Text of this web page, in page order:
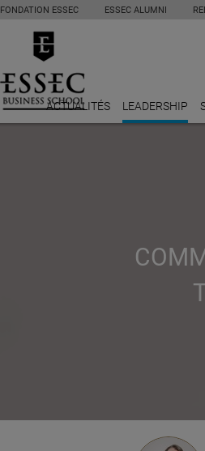
FONDATION ESSEC ESSEC ALUMNI
ACTUALITÉS LEADERSHIP